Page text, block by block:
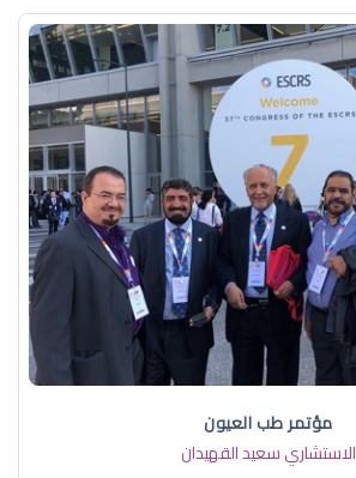
مؤتمر طب العيون
الاستشاري سعيد القهيدان